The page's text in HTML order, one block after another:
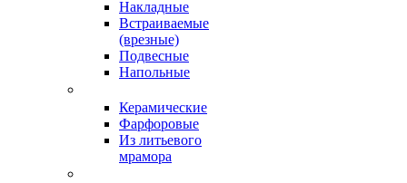
Накладные
Встраиваемые
(врезные)
Подвесные
Напольные
Керамические
Фарфоровые
Из литьевого
мрамора